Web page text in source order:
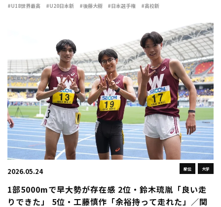
#U18世界最高 #U20日本新 #後藤大樹 #日本選手権 #高校新
駅伝 大学
2026.05.24
1部5000mで早大勢が存在感 2位・鈴木琉胤「良い走
りできた」 5位・工藤慎作「余裕持って走れた」／関